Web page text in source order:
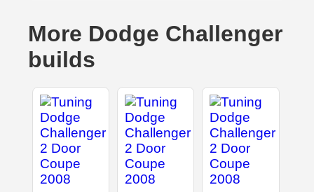
More Dodge Challenger
builds